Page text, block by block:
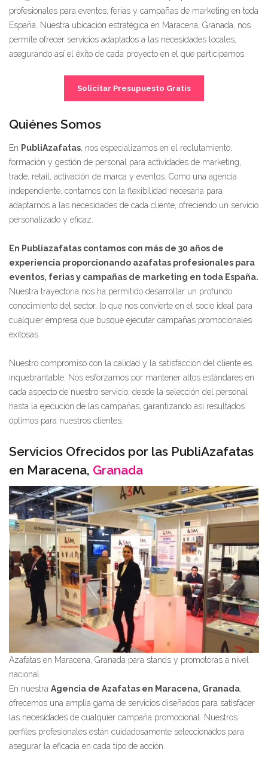
profesionales para eventos, ferias y campañas de marketing en toda
España. Nuestra ubicación estratégica en Maracena, Granada, nos
permite ofrecer servicios adaptados a las necesidades locales,
asegurando así el éxito de cada proyecto en el que participamos.
Solicitar Presupuesto Gratis
Quiénes Somos
En PubliAzafatas , nos especializamos en el reclutamiento,
formación y gestión de personal para actividades de marketing,
trade, retail, activación de marca y eventos. Como una agencia
independiente, contamos con la flexibilidad necesaria para
adaptarnos a las necesidades de cada cliente, ofreciendo un servicio
personalizado y eficaz.
En Publiazafatas contamos con más de 30 años de
experiencia proporcionando azafatas profesionales para
eventos, ferias y campañas de marketing en toda España.
Nuestra trayectoria nos ha permitido desarrollar un profundo
conocimiento del sector, lo que nos convierte en el socio ideal para
cualquier empresa que busque ejecutar campañas promocionales
exitosas.
Nuestro compromiso con la calidad y la satisfacción del cliente es
inquebrantable. Nos esforzamos por mantener altos estándares en
cada aspecto de nuestro servicio, desde la selección del personal
hasta la ejecución de las campañas, garantizando así resultados
óptimos para nuestros clientes.
Servicios Ofrecidos por las PubliAzafatas
en Maracena, Granada
Azafatas en Maracena, Granada para stands y promotoras a nivel
nacional
En nuestra Agencia de Azafatas en Maracena, Granada,
ofrecemos una amplia gama de servicios diseñados para satisfacer
las necesidades de cualquier campaña promocional. Nuestros
perfiles profesionales están cuidadosamente seleccionados para
asegurar la eficacia en cada tipo de acción.